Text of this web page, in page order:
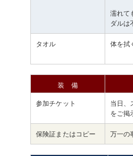
濡れて
ダルは
タオル 体を拭
装 備
参加チケット
当日、
をご掲
保険証またはコピー 万一の